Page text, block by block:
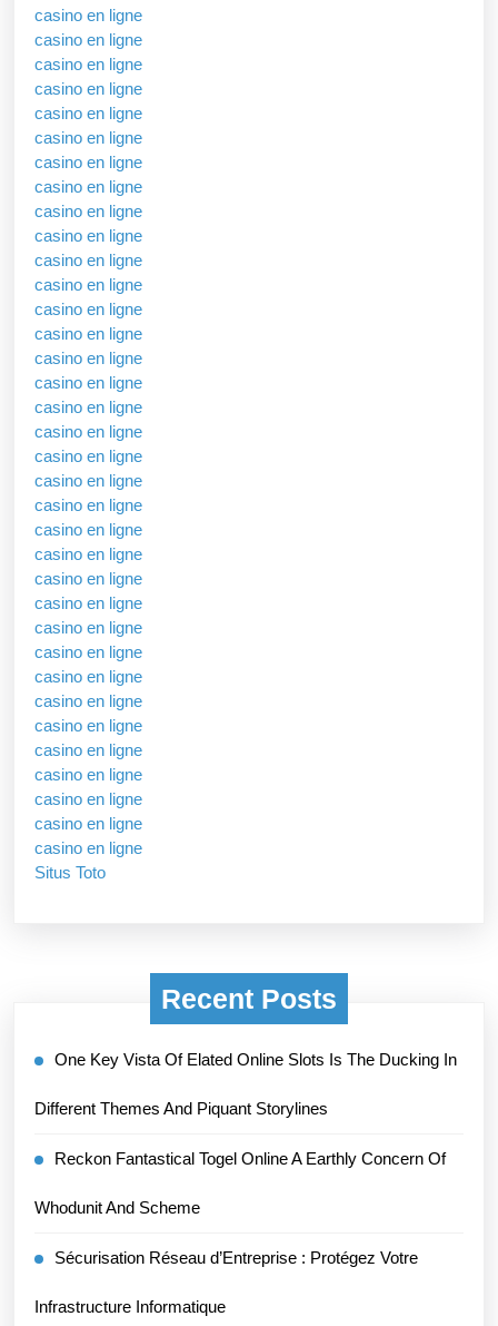
casino en ligne
casino en ligne
casino en ligne
casino en ligne
casino en ligne
casino en ligne
casino en ligne
casino en ligne
casino en ligne
casino en ligne
casino en ligne
casino en ligne
casino en ligne
casino en ligne
casino en ligne
casino en ligne
casino en ligne
casino en ligne
casino en ligne
casino en ligne
casino en ligne
casino en ligne
casino en ligne
casino en ligne
casino en ligne
casino en ligne
casino en ligne
casino en ligne
casino en ligne
casino en ligne
casino en ligne
casino en ligne
casino en ligne
casino en ligne
casino en ligne
Situs Toto
Recent Posts
One Key Vista Of Elated Online Slots Is The Ducking In
Different Themes And Piquant Storylines
Reckon Fantastical Togel Online A Earthly Concern Of
Whodunit And Scheme
Sécurisation Réseau d’Entreprise : Protégez Votre
Infrastructure Informatique